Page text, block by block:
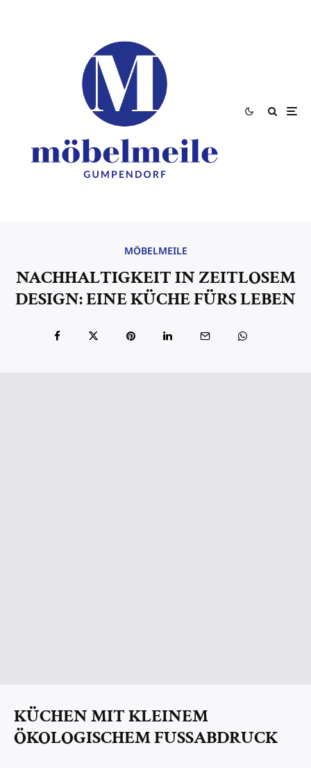
MÖBELMEILE
NACHHALTIGKEIT IN ZEITLOSEM
DESIGN: EINE KÜCHE FÜRS LEBEN
KÜCHEN MIT KLEINEM
ÖKOLOGISCHEM FUSSABDRUCK